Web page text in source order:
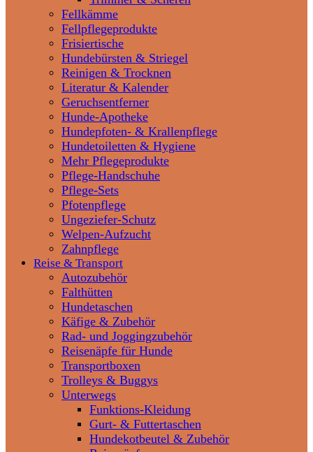
Fellkämme
Fellpflegeprodukte
Frisiertische
Hundebürsten & Striegel
Reinigen & Trocknen
Literatur & Kalender
Geruchsentferner
Hunde-Apotheke
Hundepfoten- & Krallenpflege
Hundetoiletten & Hygiene
Mehr Pflegeprodukte
Pflege-Handschuhe
Pflege-Sets
Pfotenpflege
Ungeziefer-Schutz
Welpen-Aufzucht
Zahnpflege
Reise & Transport
Autozubehör
Falthütten
Hundetaschen
Käfige & Zubehör
Rad- und Joggingzubehör
Reisenäpfe für Hunde
Transportboxen
Trolleys & Buggys
Unterwegs
Funktions-Kleidung
Gurt- & Futtertaschen
Hundekotbeutel & Zubehör